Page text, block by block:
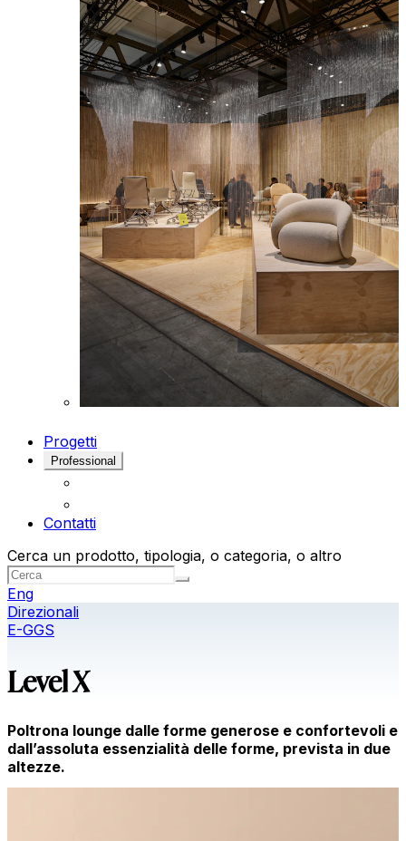
Progetti
Professional
Contatti
Cerca un prodotto, tipologia, o categoria, o altro
Eng
Direzionali
E-GGS
Level X
Poltrona lounge dalle forme generose e confortevoli e
dall’assoluta essenzialità delle forme, prevista in due
altezze.